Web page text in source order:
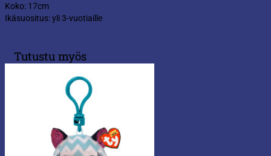
Koko: 17cm
Ikäsuositus: yli 3-vuotiaille
Tutustu myös